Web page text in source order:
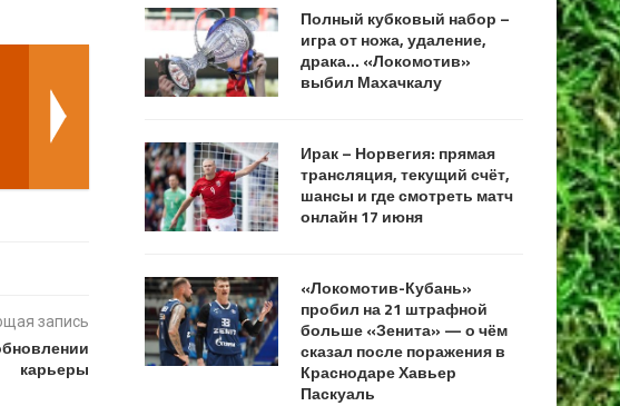
запись
карьеры
Полный кубковый набор –
игра от ножа, удаление,
драка… «Локомотив»
выбил Махачкалу
Ирак – Норвегия: прямая
трансляция, текущий счёт,
шансы и где смотреть матч
онлайн 17 июня
«Локомотив-Кубань»
пробил на 21 штрафной
больше «Зенита» — о чём
сказал после поражения в
Краснодаре Хавьер
Паскуаль